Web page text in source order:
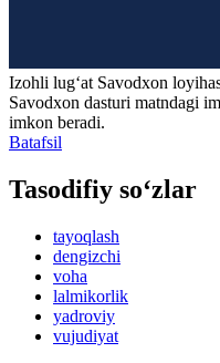
Izohli lugʻat Savodxon
Savodxon dasturi matndagi
imkon beradi.
Batafsil
Tasodifiy so‘zlar
tayoqlash
dengizchi
voha
lalmikorlik
yadroviy
vujudiyat